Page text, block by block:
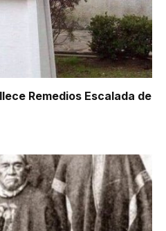
Remedios Escalada de